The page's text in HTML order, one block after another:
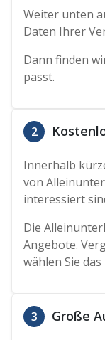
Weiter unten
Daten Ihrer
Dann finden
passt.
2
Innerhalb
von
interessiert
Die
Angebote.
wählen Sie
3 Große